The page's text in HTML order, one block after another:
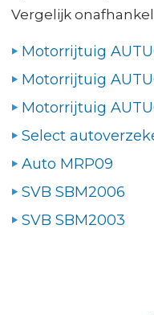
Vergelijk
Motorrijtuig
Motorrijtuig
Motorrijtuig
Select
Auto MRP09
SVB SBM2006
SVB SBM2003